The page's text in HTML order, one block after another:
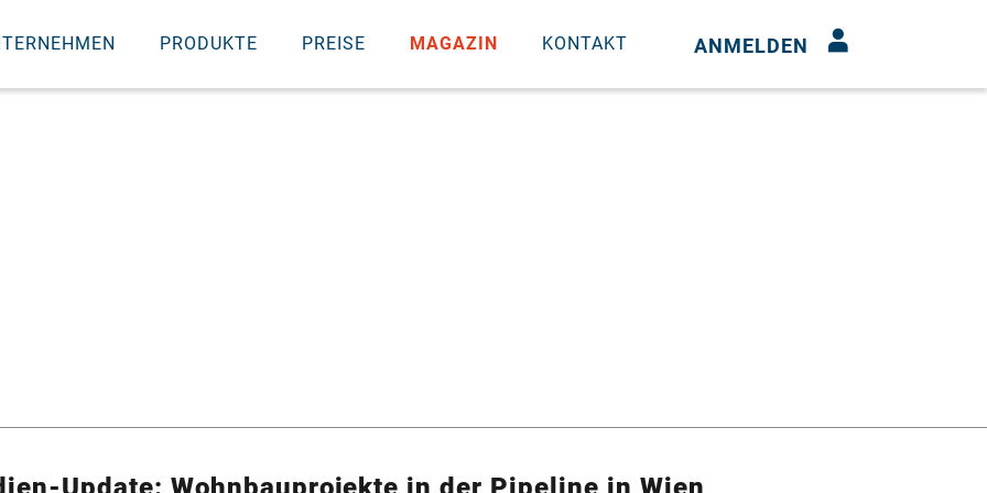
PRODUKTE PREISE MAGAZIN KONTAKT ANMELDEN